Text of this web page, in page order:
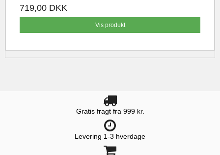
719,00 DKK
Vis produkt
Gratis fragt fra 999 kr.
Levering 1-3 hverdage